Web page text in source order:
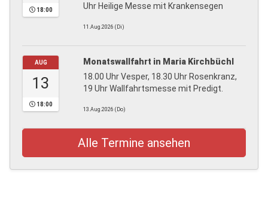
18:00
Uhr Heilige Messe mit Krankensegen
11.Aug.2026 (Di)
AUG
13
18:00
Monatswallfahrt in Maria Kirchbüchl
18.00 Uhr Vesper, 18.30 Uhr Rosenkranz,
19 Uhr Wallfahrtsmesse mit Predigt.
13.Aug.2026 (Do)
Alle Termine ansehen